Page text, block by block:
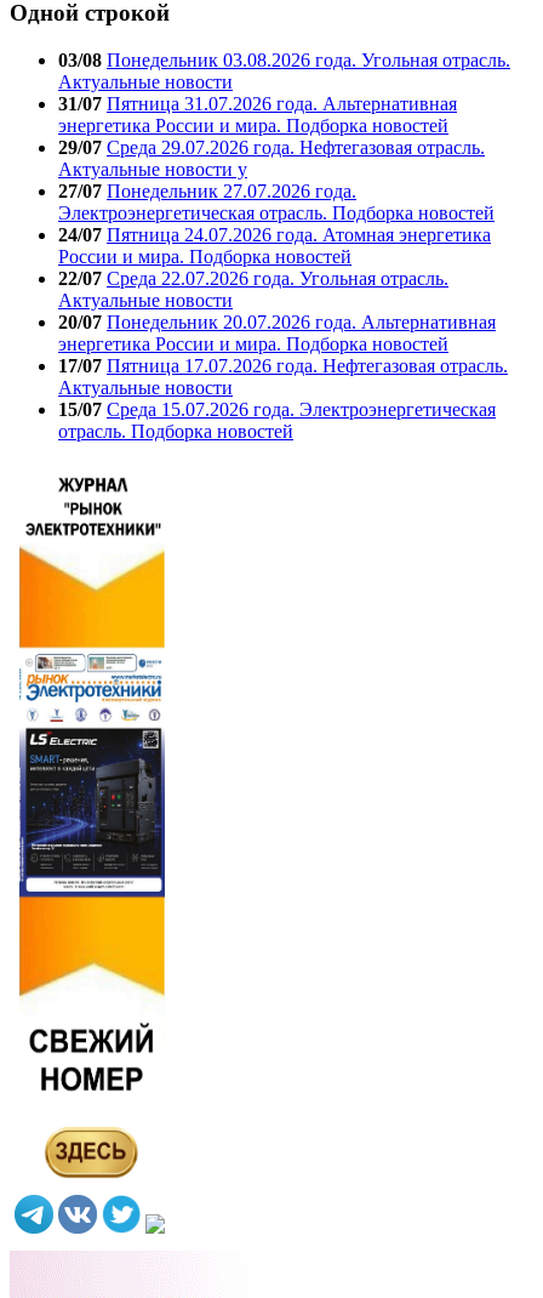
Одной строкой
03/08 Понедельник 03.08.2026 года. Угольная отрасль.
Актуальные новости
31/07 Пятница 31.07.2026 года. Альтернативная
энергетика России и мира. Подборка новостей
29/07 Среда 29.07.2026 года. Нефтегазовая отрасль.
Актуальные новости у
27/07 Понедельник 27.07.2026 года.
Электроэнергетическая отрасль. Подборка новостей
24/07 Пятница 24.07.2026 года. Атомная энергетика
России и мира. Подборка новостей
22/07 Среда 22.07.2026 года. Угольная отрасль.
Актуальные новости
20/07 Понедельник 20.07.2026 года. Альтернативная
энергетика России и мира. Подборка новостей
17/07 Пятница 17.07.2026 года. Нефтегазовая отрасль.
Актуальные новости
15/07 Среда 15.07.2026 года. Электроэнергетическая
отрасль. Подборка новостей